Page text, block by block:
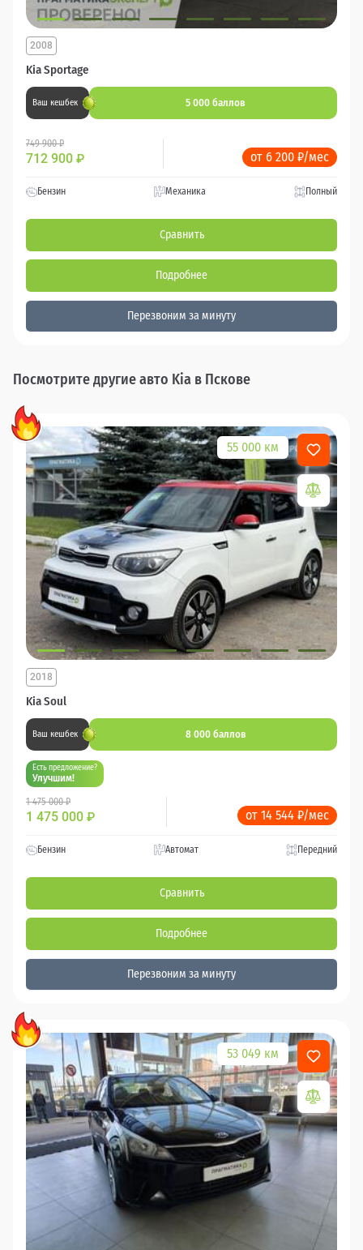
Kia Sportage
2008
Ваш кешбек 5 000 баллов
749 900 ₽
712 900 ₽ от 6 200 ₽/мес
Бензин Механика Полный
Сравнить
Подробнее
Перезвоним за минуту
Посмотрите другие авто Kia в Пскове
55 000 км
Kia Soul
2018
Ваш кешбек 8 000 баллов
Есть предложение?
Улучшим!
1 475 000 ₽
1 475 000 ₽ от 14 544 ₽/мес
Бензин Автомат Передний
Сравнить
Подробнее
Перезвоним за минуту
53 049 км